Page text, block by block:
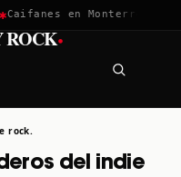
en Monterrey · 12
ROCK·
rock.
del indie